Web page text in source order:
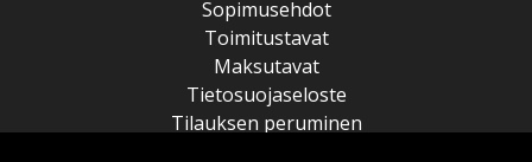
Sopimusehdot
Toimitustavat
Maksutavat
Tietosuojaseloste
Tilauksen peruminen